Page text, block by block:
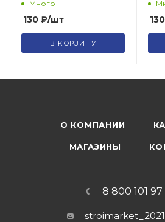
Много
130 ₽/шт
В КОРЗИНУ
130
О КОМПАНИИ
МАГАЗИНЫ
8 800 101 97